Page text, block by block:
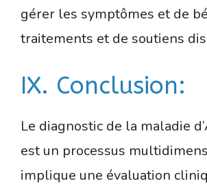
gérer les symptômes et de
traitements et de soutiens
IX. Conclusion:
Le diagnostic de la maladie
est un processus
implique une évaluation